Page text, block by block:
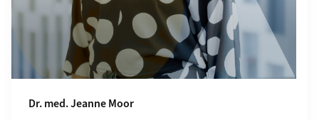
Dr. med. Jeanne Moor